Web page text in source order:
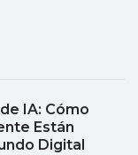
IA: Cómo
Están
Digital